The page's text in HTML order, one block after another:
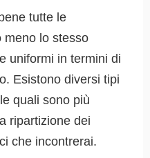
tutte le
meno lo stesso
uniformi in termini di
Esistono diversi tipi
quali sono più
ripartizione dei
che incontrerai.